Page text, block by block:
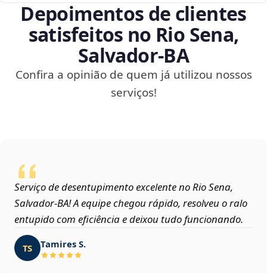
Depoimentos de clientes
satisfeitos no Rio Sena,
Salvador‑BA
Confira a opinião de quem já utilizou nossos
serviços!
Serviço de desentupimento excelente no Rio Sena,
Salvador‑BA! A equipe chegou rápido, resolveu o ralo
entupido com eficiência e deixou tudo funcionando.
TS Tamires S.